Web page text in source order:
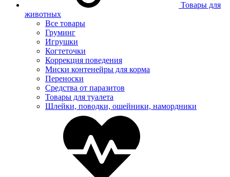
Товары для
животных
Все товары
Груминг
Игрушки
Когтеточки
Коррекция поведения
Миски контенейры для корма
Переноски
Средства от паразитов
Товары для туалета
Шлейки, поводки, ошейники, намордники